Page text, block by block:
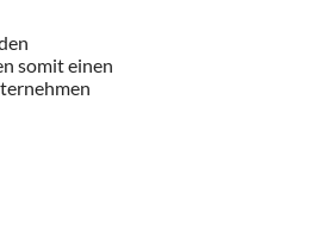
somit einen